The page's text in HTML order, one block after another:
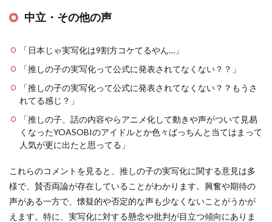
中立・その他の声
「日本じゃ実写化は9割方コケてるやん…」
「推しの子の実写化って公式に発表されてなくない？？」
「推しの子の実写化って公式に発表されてなくない？？もうさ
れてる感じ？」
「推しの子、話の内容やらアニメ化して動きや声がついて見易
くなったYOASOBIのアイドルとか色々ばっちんと当てはまって
人気が更に出たと思ってる」
これらのコメントを見ると、推しの子の実写化に関する意見は多
様で、賛否両論が存在していることがわかります。興奮や期待の
声がある一方で、懐疑的や否定的な声も少なくないことがうかが
えます。特に、実写化に対する懸念や批判が目立つ傾向にありま